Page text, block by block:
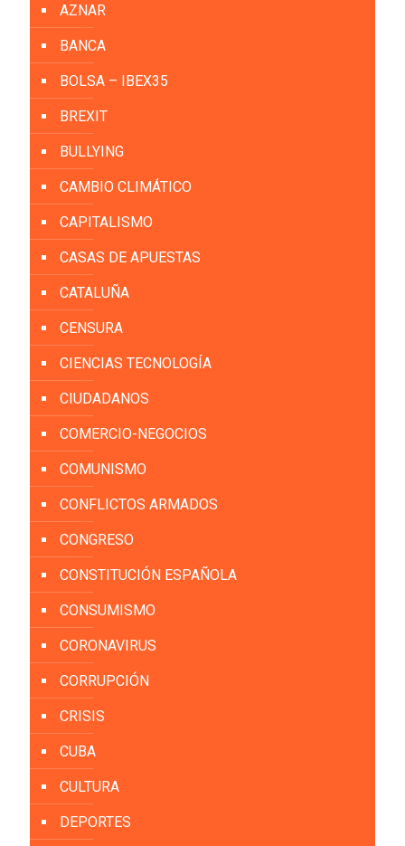
AZNAR
BANCA
BOLSA – IBEX35
BREXIT
BULLYING
CAMBIO CLIMÁTICO
CAPITALISMO
CASAS DE APUESTAS
CATALUÑA
CENSURA
CIENCIAS TECNOLOGÍA
CIUDADANOS
COMERCIO-NEGOCIOS
COMUNISMO
CONFLICTOS ARMADOS
CONGRESO
CONSTITUCIÓN ESPAÑOLA
CONSUMISMO
CORONAVIRUS
CORRUPCIÓN
CRISIS
CUBA
CULTURA
DEPORTES